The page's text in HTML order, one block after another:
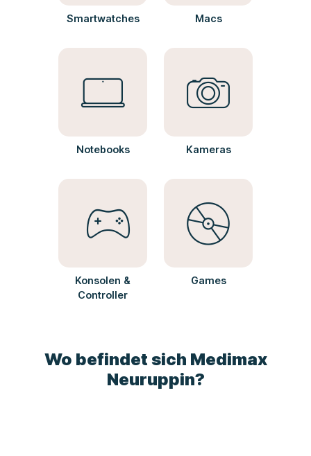
Smartwatches Macs
Notebooks Kameras
Konsolen &
Controller
Games
Wo befindet sich Medimax
Neuruppin?